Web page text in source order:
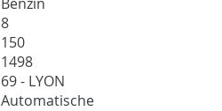
8
150
1498
69 - LYON
Automatische